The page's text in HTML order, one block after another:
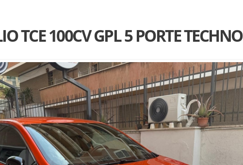
TCE 100CV GPL 5 PORTE TECHNO